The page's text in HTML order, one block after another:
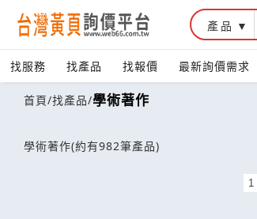
產品
找服務 找產品 找報價 最新詢價需求
首頁/找產品/學術著作
學術著作(約有982筆產品)
1